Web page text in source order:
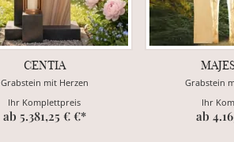
CENTIA
Grabstein mit Herzen
Ihr Komplettpreis
ab 5.381,25 € €*
Grabstein
Ihr
ab